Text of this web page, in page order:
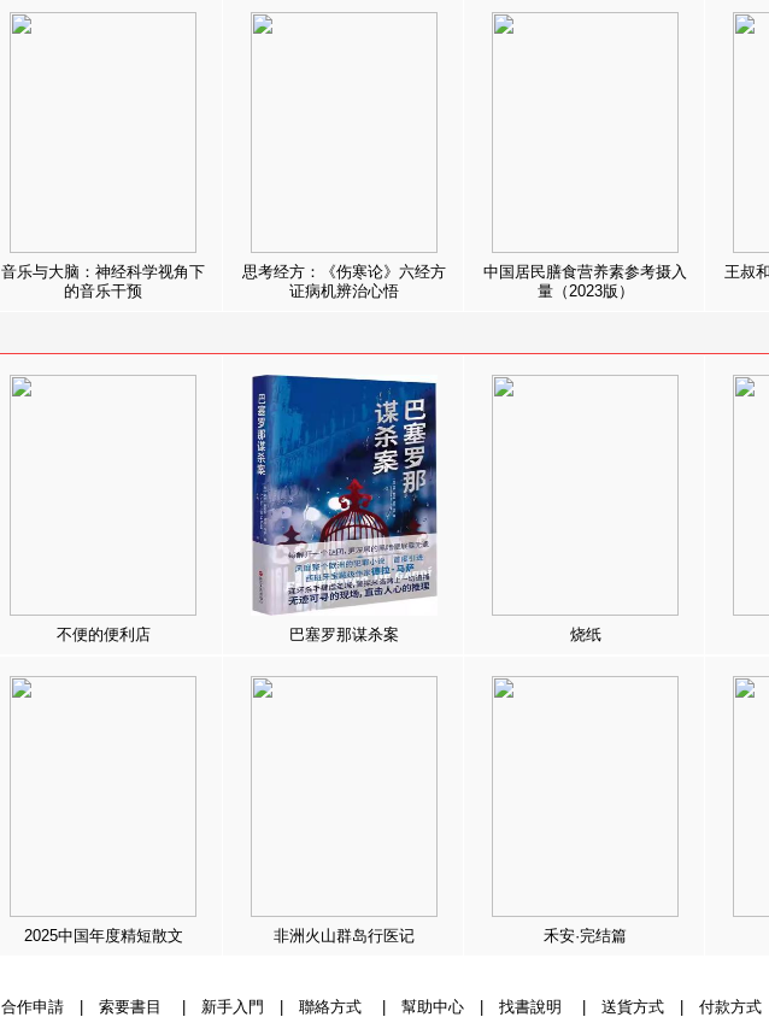
音乐与大脑：神经科学视角下
的音乐干预
思考经方：《伤寒论》六经方
证病机辨治心悟
中国居民膳食营养素参考摄入
量（2023版）
王叔
不便的便利店 巴塞罗那谋杀案 烧纸
2025中国年度精短散文 非洲火山群岛行医记 禾安·完结篇
合作申請| 索要書目 新手入門 聯絡方式| 幫助中心| 找書說明 送貨方式| 付款方式